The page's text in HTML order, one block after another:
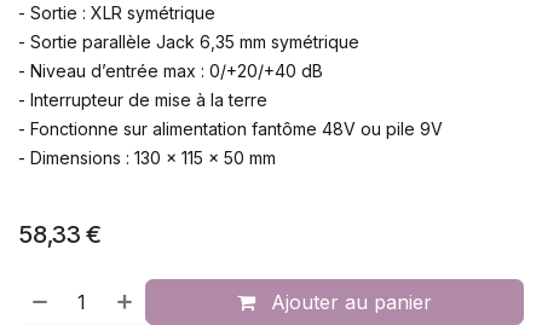
- Sortie : XLR symétrique
- Sortie parallèle Jack 6,35 mm symétrique
- Niveau d’entrée max : 0/+20/+40 dB
- Interrupteur de mise à la terre
- Fonctionne sur alimentation fantôme 48V ou pile 9V
- Dimensions : 130 x 115 x 50 mm
58,33 €
Ajouter au panier